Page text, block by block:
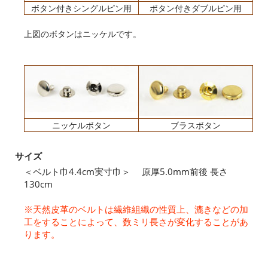
ボタン付きシングルピン用 ボタン付きダブルピン用
上図のボタンはニッケルです。
ニッケルボタン ブラスボタン
サイズ
＜ベルト巾4.4cm実寸巾＞ 原厚5.0mm前後 長さ
130cm
※天然皮革のベルトは繊維組織の性質上、漉きなどの加
工をすることによって、数ミリ長さが変化することがあ
ります。